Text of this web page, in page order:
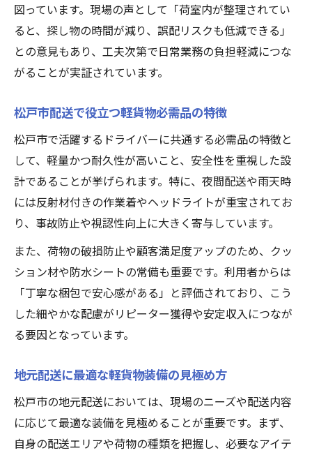
図っています。現場の声として「荷室内が整理されてい
ると、探し物の時間が減り、誤配リスクも低減できる」
との意見もあり、工夫次第で日常業務の負担軽減につな
がることが実証されています。
松戸市配送で役立つ軽貨物必需品の特徴
松戸市で活躍するドライバーに共通する必需品の特徴と
して、軽量かつ耐久性が高いこと、安全性を重視した設
計であることが挙げられます。特に、夜間配送や雨天時
には反射材付きの作業着やヘッドライトが重宝されてお
り、事故防止や視認性向上に大きく寄与しています。
また、荷物の破損防止や顧客満足度アップのため、クッ
ション材や防水シートの常備も重要です。利用者からは
「丁寧な梱包で安心感がある」と評価されており、こう
した細やかな配慮がリピーター獲得や安定収入につなが
る要因となっています。
地元配送に最適な軽貨物装備の見極め方
松戸市の地元配送においては、現場のニーズや配送内容
に応じて最適な装備を見極めることが重要です。まず、
自身の配送エリアや荷物の種類を把握し、必要なアイテ